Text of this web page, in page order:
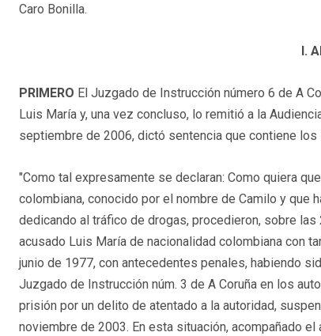
Caro Bonilla.
I.
PRIMERO El Juzgado de Instrucción número 6 de A
Luis María y, una vez concluso, lo remitió a la
septiembre de 2006, dictó sentencia que contiene los
"Como tal expresamente se declaran: Como quiera
colombiana, conocido por el nombre de Camilo y que
dedicando al tráfico de drogas, procedieron, sobre
acusado Luis María de nacionalidad colombiana con
junio de 1977, con antecedentes penales, habiendo
Juzgado de Instrucción núm. 3 de A Coruña en los
prisión por un delito de atentado a la autoridad,
noviembre de 2003. En esta situación, acompañado